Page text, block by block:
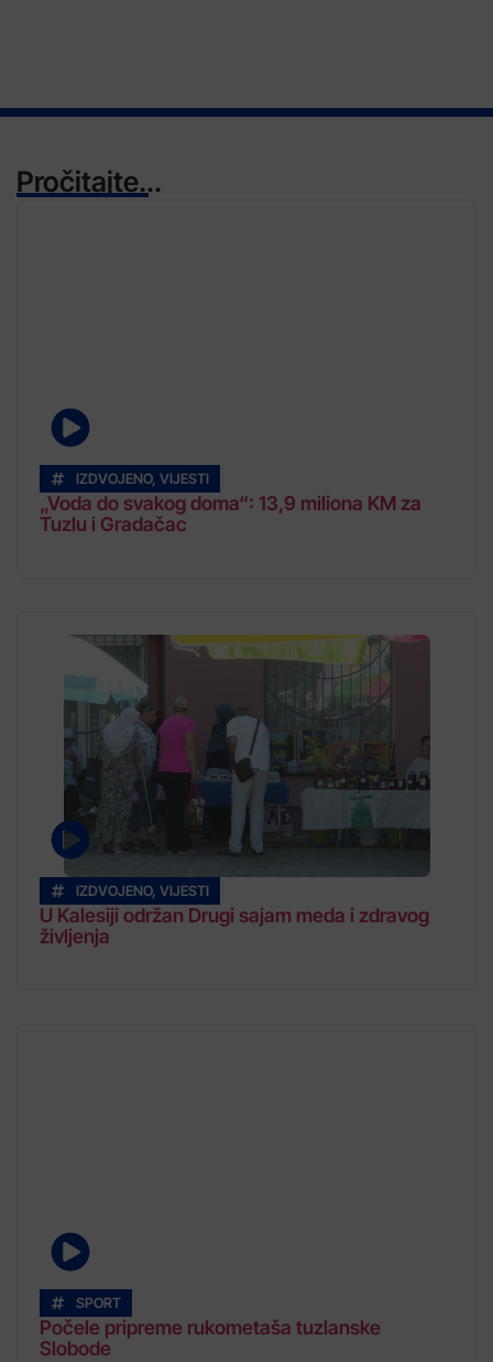
Pročitajte...
IZDVOJENO, VIJESTI
„Voda do svakog doma“: 13,9 miliona KM za
Tuzlu i Gradačac
IZDVOJENO, VIJESTI
U Kalesiji održan Drugi sajam meda i zdravog
življenja
SPORT
Počele pripreme rukometaša tuzlanske
Slobode